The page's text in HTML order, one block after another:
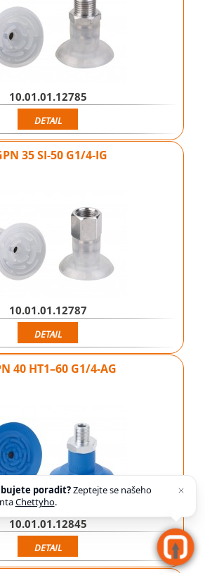
10.01.01.12785
DETAIL
35 SI-50 G1/4-IG
10.01.01.12787
DETAIL
40 HT1–60 G1/4-AG
10.01.01.12845
DETAIL
poradit?Zeptejte se našeho
Chettyho.